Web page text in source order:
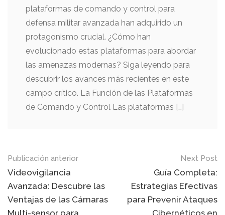
plataformas de comando y control para
defensa militar avanzada han adquirido un
protagonismo crucial. ¿Cómo han
evolucionado estas plataformas para abordar
las amenazas modernas? Siga leyendo para
descubrir los avances más recientes en este
campo crítico. La Función de las Plataformas
de Comando y Control Las plataformas […]
Mensaje
de
navegación
Publicación anterior
Videovigilancia
Avanzada: Descubre las
Ventajas de las Cámaras
Multi-sensor para
Next Post
Guía Completa:
Estrategias Efectivas
para Prevenir Ataques
Cibernéticos en